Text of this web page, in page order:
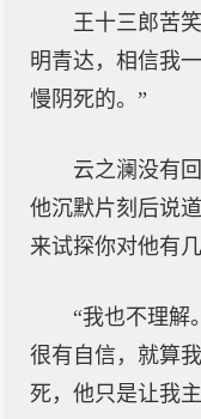
王十三郎苦
明青达，相信我
慢阴死的。”
云之澜没有
他沉默片刻后说
来试探你对他有
“我也不理解
很有自信，就算
死，他只是让我